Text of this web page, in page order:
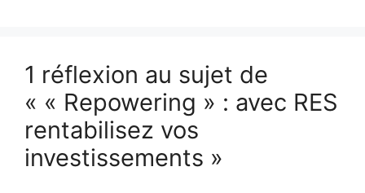
1 réflexion au sujet de
« « Repowering » : avec RES
rentabilisez vos
investissements »